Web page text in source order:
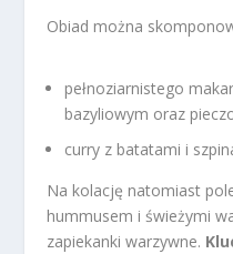
Obiad można
pełnoziarnistego
bazyliowym oraz
curry z batatami i
Na kolację natomiast
hummusem i świeżymi
zapiekanki warzywne.